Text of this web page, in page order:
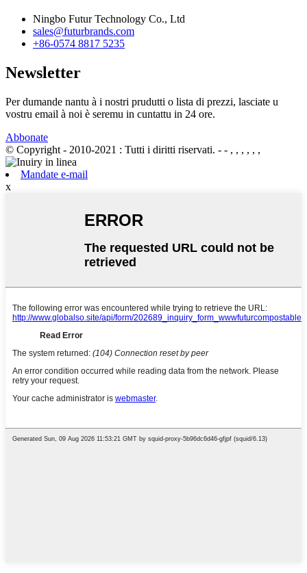
Ningbo Futur Technology Co., Ltd
sales@futurbrands.com
+86-0574 8817 5235
Newsletter
Per dumande nantu à i nostri prudutti o lista di prezzi, lasciate u
vostru email à noi è seremu in cuntattu in 24 ore.
Abbonate
© Copyright - 2010-2021 : Tutti i diritti riservati. - - , , , , , ,
Mandate e-mail
x